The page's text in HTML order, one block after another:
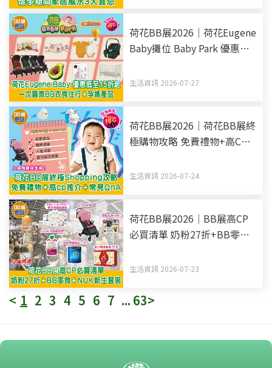
荷花BB展2026｜荷花Eugene
Baby攤位 Baby Park 優惠低
行+孕媽產品
生活資訊 2026-07-27
荷花BB展2026｜荷花BB展終
極購物攻略 免費禮物+高CP
備！
生活資訊 2026-07-24
荷花BB展2026｜BB展高CP
必買清單 奶粉27折+BB零食
生活資訊 2026-07-23
< 1 2 3 4 5 6 7 ... 63>